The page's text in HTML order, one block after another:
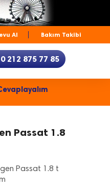
Al Bakım Takibi
0 212 875 77 85
Passat 1.8
Passat 1.8 t